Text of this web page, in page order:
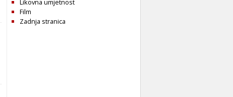
Film
Zadnja stranica